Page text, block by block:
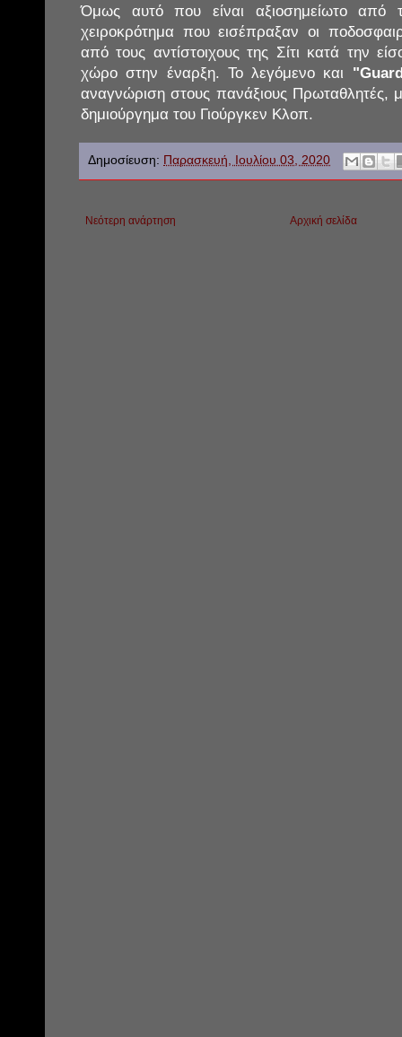
Όμως αυτό που είναι αξιοσημείωτο από
χειροκρότημα που εισέπραξαν οι
από τους αντίστοιχους της Σίτι κατά την
χώρο στην έναρξη. Το λεγόμενο και
αναγνώριση στους πανάξιους Πρωταθλητές,
δημιούργημα του Γιούργκεν Κλοπ.
Δημοσίευση: Παρασκευή, Ιουλίου 03, 2020
Νεότερη ανάρτηση Αρχική σελίδα